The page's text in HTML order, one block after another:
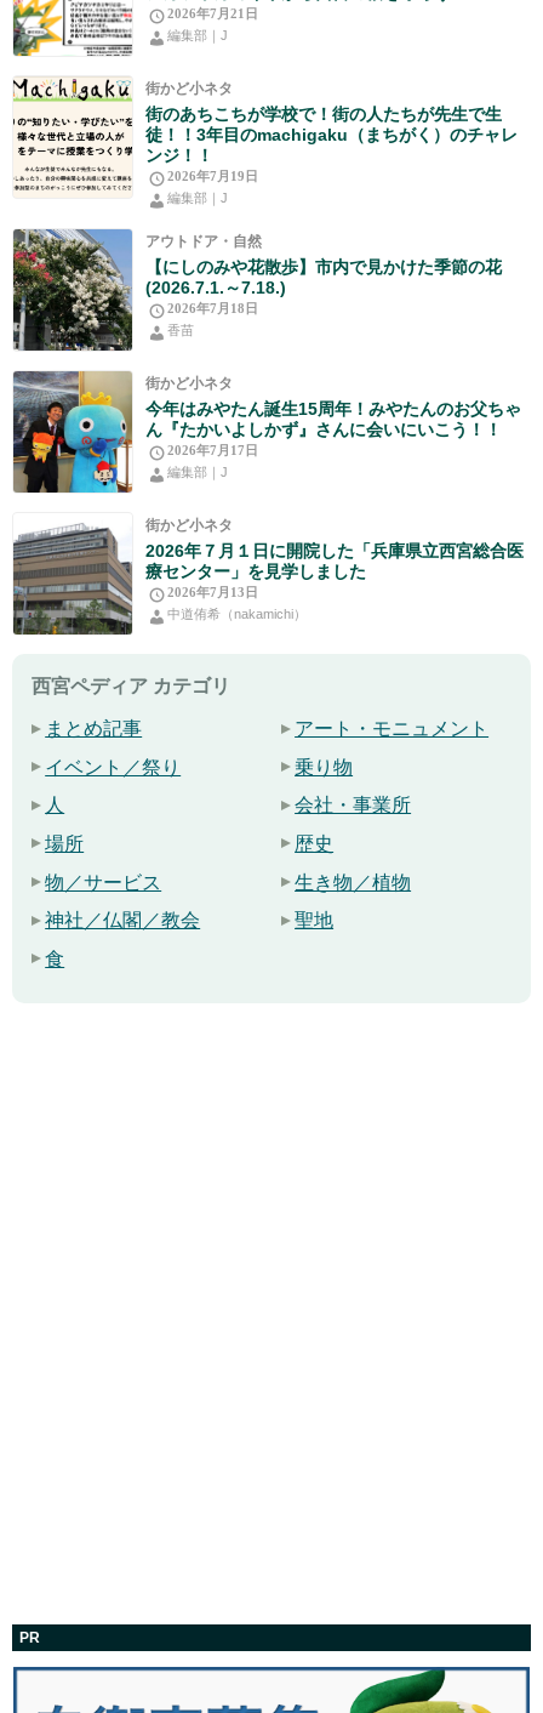
2026年7月21日
編集部｜J
街かど小ネタ
街のあちこちが学校で！街の人たちが先生で生
徒！！3年目のmachigaku（まちがく）のチャレ
ンジ！！
2026年7月19日
編集部｜J
アウトドア・自然
【にしのみや花散歩】市内で見かけた季節の花
(2026.7.1.～7.18.)
2026年7月18日
香苗
街かど小ネタ
今年はみやたん誕生15周年！みやたんのお父ちゃ
ん『たかいよしかず』さんに会いにいこう！！
2026年7月17日
編集部｜J
街かど小ネタ
2026年７月１日に開院した「兵庫県立西宮総合医
療センター」を見学しました
2026年7月13日
中道侑希（nakamichi）
西宮ペディア カテゴリ
まとめ記事
アート・モニュメント
イベント／祭り
乗り物
人
会社・事業所
場所
歴史
物／サービス
生き物／植物
神社／仏閣／教会
聖地
食
PR